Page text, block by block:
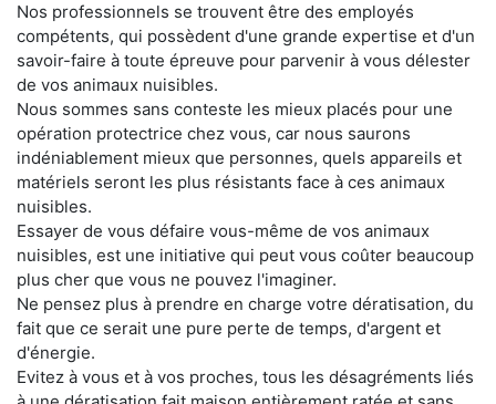
Nos professionnels se trouvent être des employés
compétents, qui possèdent d'une grande expertise et d'un
savoir-faire à toute épreuve pour parvenir à vous délester
de vos animaux nuisibles.
Nous sommes sans conteste les mieux placés pour une
opération protectrice chez vous, car nous saurons
indéniablement mieux que personnes, quels appareils et
matériels seront les plus résistants face à ces animaux
nuisibles.
Essayer de vous défaire vous-même de vos animaux
nuisibles, est une initiative qui peut vous coûter beaucoup
plus cher que vous ne pouvez l'imaginer.
Ne pensez plus à prendre en charge votre dératisation, du
fait que ce serait une pure perte de temps, d'argent et
d'énergie.
Evitez à vous et à vos proches, tous les désagréments liés